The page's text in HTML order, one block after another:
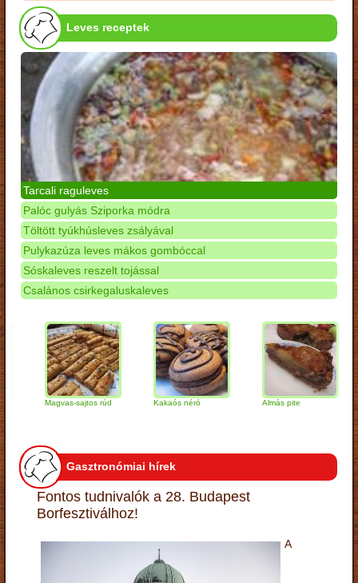
Leves receptek
Tarcali raguleves
Palóc gulyás Sziporka módra
Töltött tyúkhúsleves zsályával
Pulykazúza leves mákos gombóccal
Sóskaleves reszelt tojással
Csalános csirkegaluskaleves
Magvas-sajtos rúd Kakaós néró Almás pite
Gasztronómiai hírek
Fontos tudnivalók a 28. Budapest
Borfesztiválhoz!
A